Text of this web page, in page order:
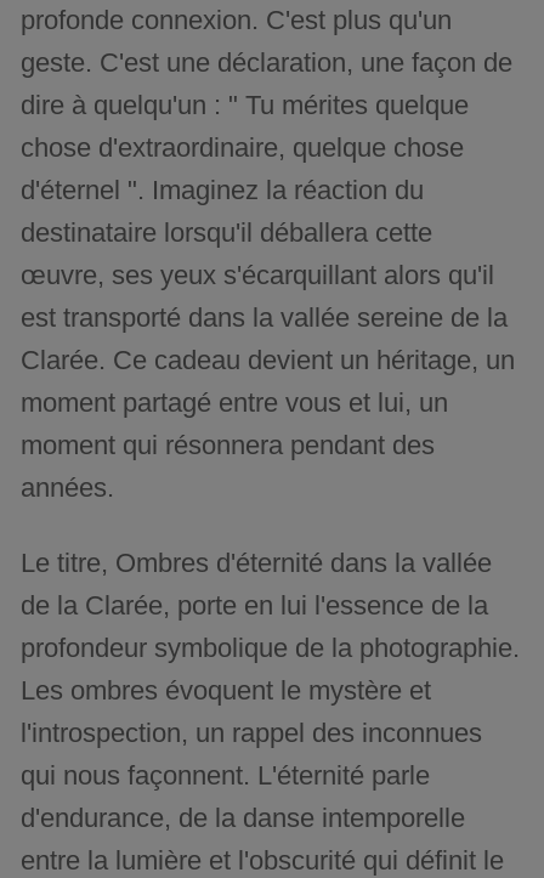
profonde connexion. C'est plus qu'un
geste. C'est une déclaration, une façon de
dire à quelqu'un : " Tu mérites quelque
chose d'extraordinaire, quelque chose
d'éternel ". Imaginez la réaction du
destinataire lorsqu'il déballera cette
œuvre, ses yeux s'écarquillant alors qu'il
est transporté dans la vallée sereine de la
Clarée. Ce cadeau devient un héritage, un
moment partagé entre vous et lui, un
moment qui résonnera pendant des
années.
Le titre, Ombres d'éternité dans la vallée
de la Clarée, porte en lui l'essence de la
profondeur symbolique de la photographie.
Les ombres évoquent le mystère et
l'introspection, un rappel des inconnues
qui nous façonnent. L'éternité parle
d'endurance, de la danse intemporelle
entre la lumière et l'obscurité qui définit le